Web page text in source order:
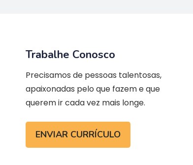
Trabalhe Conosco
Precisamos de pessoas talentosas,
apaixonadas pelo que fazem e que
querem ir cada vez mais longe.
ENVIAR CURRÍCULO